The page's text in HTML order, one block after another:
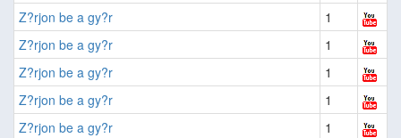
Z?rjon be a gy?r
1
Z?rjon be a gy?r
1
Z?rjon be a gy?r
1
Z?rjon be a gy?r
1
Z?rjon be a gy?r
1